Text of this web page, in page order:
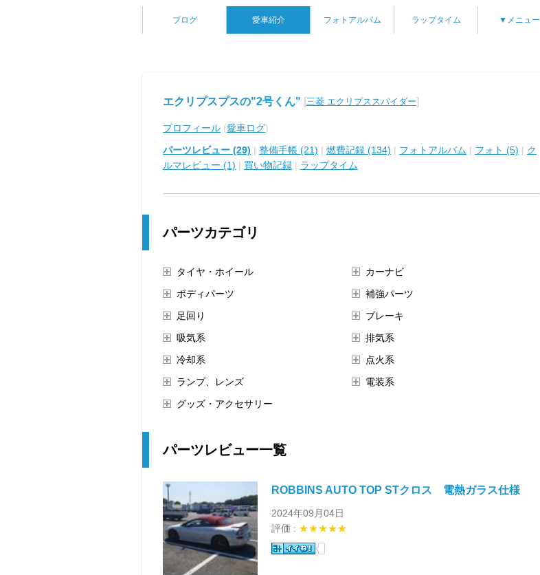
ブログ 愛車紹介 フォトアルバム ラップタイム ▼メニュー
エクリプスプスの"2号くん" [三菱 エクリプススパイダー]
プロフィール (愛車ログ)
パーツレビュー (29) | 整備手帳 (21) | 燃費記録 (134) | フォトアルバム | フォト (5) | ク
ルマレビュー (1) | 買い物記録 | ラップタイム
パーツカテゴリ
タイヤ・ホイール
ボディパーツ
足回り
吸気系
冷却系
ランプ、レンズ
グッズ・アクセサリー
カーナビ
補強パーツ
ブレーキ
排気系
点火系
電装系
パーツレビュー一覧
ROBBINS AUTO TOP STクロス 電熱ガラス仕様
2024年09月04日
評価 : ★★★★★